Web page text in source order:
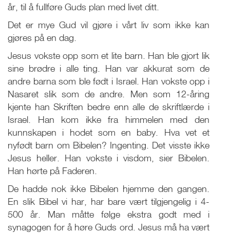
år, til å fullføre Guds plan med livet ditt.
Det er mye Gud vil gjøre i vårt liv som ikke kan
gjøres på en dag.
Jesus vokste opp som et lite barn. Han ble gjort lik
sine brødre i alle ting. Han var akkurat som de
andre barna som ble født i Israel. Han vokste opp i
Nasaret slik som de andre. Men som 12-åring
kjente han Skriften bedre enn alle de skriftlærde i
Israel. Han kom ikke fra himmelen med den
kunnskapen i hodet som en baby. Hva vet et
nyfødt barn om Bibelen? Ingenting. Det visste ikke
Jesus heller. Han vokste i visdom, sier Bibelen.
Han hørte på Faderen.
De hadde nok ikke Bibelen hjemme den gangen.
En slik Bibel vi har, har bare vært tilgjengelig i 4-
500 år. Man måtte følge ekstra godt med i
synagogen for å høre Guds ord. Jesus må ha vært